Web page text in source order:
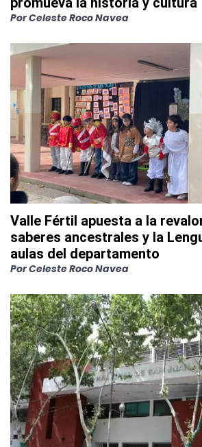
PorCeleste Roco Navea
Valle Fértil apuesta a la
saberes ancestrales y la
aulas del departamento
PorCeleste Roco Navea